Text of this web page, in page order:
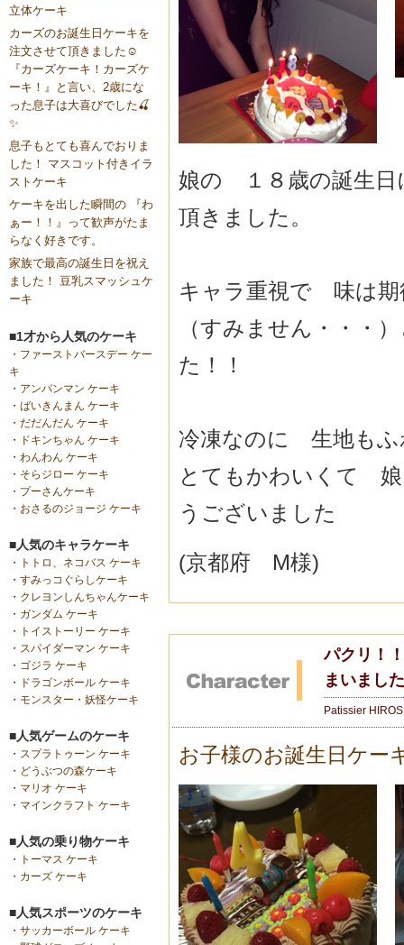
立体ケーキ
カーズのお誕生日ケーキを
注文させて頂きました☺️
『カーズケーキ！カーズケ
ーキ！』と言い、2歳にな
った息子は大喜びでした🍒
✨
息子もとても喜んでおりま
した！ マスコット付きイラ
ストケーキ
ケーキを出した瞬間の 『わ
ぁー！！』って歓声がたま
らなく好きです。
家族で最高の誕生日を祝え
ました！ 豆乳スマッシュケ
ーキ
■1才から人気のケーキ
・ ファーストバースデー ケー
キ
・ アンパンマン ケーキ
・ ばいきんまん ケーキ
・ だだんだん ケーキ
・
ドキンちゃん ケーキ
・ わんわん ケーキ
・ そらジロー ケーキ
・ プーさんケーキ
・ おさるのジョージ ケーキ
■人気のキャラケーキ
・
トトロ、ネコバス ケーキ
・ すみっコぐらしケーキ
・ クレヨンしんちゃんケーキ
・ ガンダム ケーキ
・
トイストーリー ケーキ
・ スパイダーマン ケーキ
・ ゴジラ ケーキ
・
ドラゴンボール ケーキ
・ モンスター・妖怪ケーキ
■人気ゲームのケーキ
・ スプラトゥーン ケーキ
・ どうぶつの森ケーキ
・ マリオ ケーキ
・ マインクラフト ケーキ
■人気の乗り物ケーキ
・
トーマス ケーキ
・ カーズ ケーキ
■人気スポーツのケーキ
・ サッカーボール ケーキ
娘の １８歳の誕生日
頂きました。
キャラ重視で 味は期
（すみません・・・
た！！
冷凍なのに 生地も
とてもかわいくて
うございました
(京都府 M様)
パクリ！
まいまし
Patissier
お子様のお誕生日ケー